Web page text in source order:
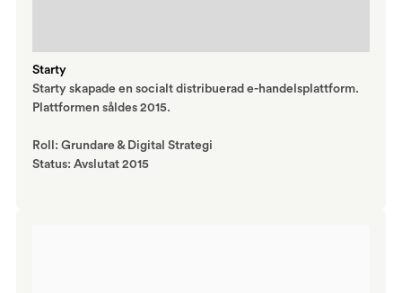
Starty
Starty skapade en socialt distribuerad e-handelsplattform.
Plattformen såldes 2015.
Roll: Grundare & Digital Strategi
Status: Avslutat 2015